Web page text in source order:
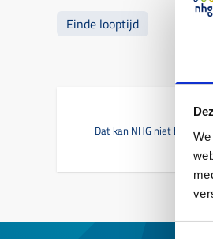
Einde looptijd
Dat kan NHG niet